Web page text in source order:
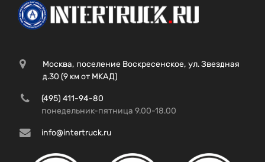
Москва, поселение Воскресенское, ул. Звездная
д.30 (9 км от МКАД)
(495) 411-94-80
понедельник-пятница 9.00-18.00
info@intertruck.ru